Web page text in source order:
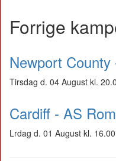
Forrige
Newport
Tirsdag d. 04 August kl.
Cardiff - AS
Lrdag d. 01 August kl. 16.00